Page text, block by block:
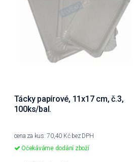
Tácky papírové, 11x17 cm, č.3,
100ks/bal.
cena za kus: 70,40 Kč bez DPH
Očekáváme dodání zboží